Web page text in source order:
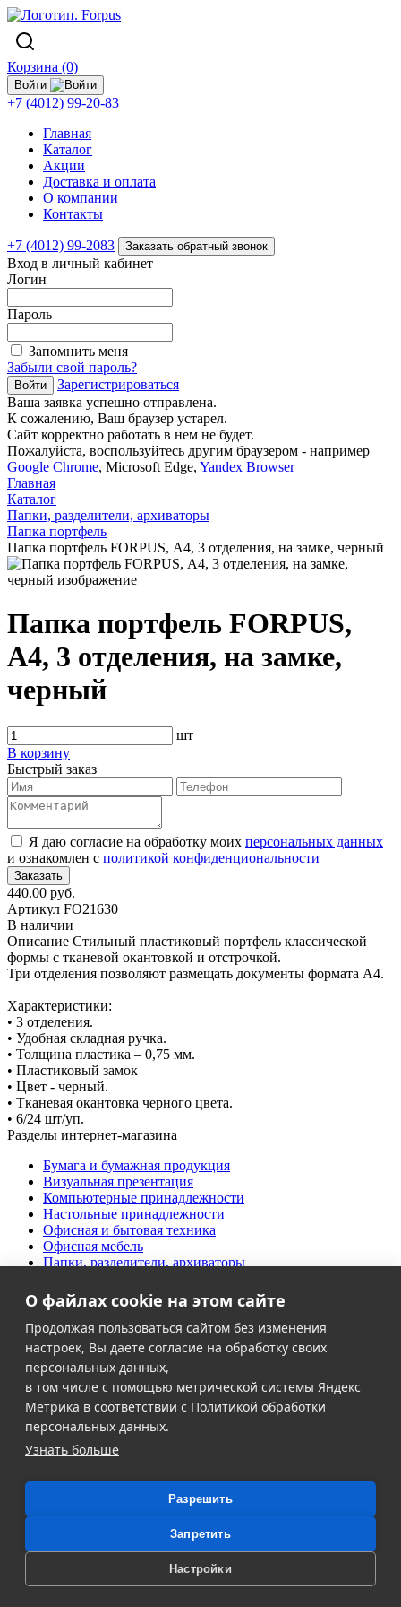
Корзина (0)
Войти
+7 (4012) 99-20-83
Главная
Каталог
Акции
Доставка и оплата
О компании
Контакты
+7 (4012) 99-2083 Заказать обратный звонок
Вход в личный кабинет
Логин
Пароль
Запомнить меня
Забыли свой пароль?
Зарегистрироваться
Ваша заявка успешно отправлена.
К сожалению, Ваш браузер устарел.
Сайт корректно работать в нем не будет.
Пожалуйста, воспользуйтесь другим браузером - например
Google Chrome, Microsoft Edge, Yandex Browser
Главная
Каталог
Папки, разделители, архиваторы
Папка портфель
Папка портфель FORPUS, А4, 3 отделения, на замке, черный
Папка портфель FORPUS,
А4, 3 отделения, на замке,
черный
шт
В корзину
Быстрый заказ
Я даю согласие на обработку моих персональных данных
и ознакомлен с политикой конфиденциональности
440.00 руб.
Артикул FO21630
В наличии
Описание Стильный пластиковый портфель классической
формы с тканевой окантовкой и отстрочкой.
Три отделения позволяют размещать документы формата А4.
Характеристики:
• 3 отделения.
• Удобная складная ручка.
• Толщина пластика – 0,75 мм.
• Пластиковый замок
• Цвет - черный.
• Тканевая окантовка черного цвета.
• 6/24 шт/уп.
Разделы интернет-магазина
Бумага и бумажная продукция
Визуальная презентация
Компьютерные принадлежности
Настольные принадлежности
Офисная и бытовая техника
Офисная мебель
Папки, разделители, архиваторы
Продукты питания
Творческий офис
Дезинфекция и антисептики
Хозяйственные товары
Школьно-письменные товары
Клиентам
Акции
Контакты
Доставка и оплата
Политика в области персональных данных
Политика обработки файлов cookie
2026, © Офис-Дом - Интернет-магазин канцелярии в
Калининграде, Все права защищены.
Карта сайта.
О файлах cookie на этом сайте
Продолжая пользоваться сайтом без изменения
настроек, Вы даете согласие на обработку своих
персональных данных,
в том числе с помощью метрической системы Яндекс
Метрика в соответствии с Политикой обработки
персональных данных.
Узнать больше
Разрешить
Запретить
Настройки